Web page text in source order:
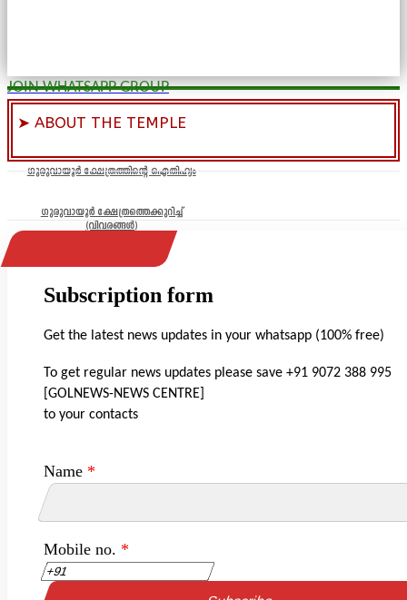
JOIN WHATSAPP GROUP
➤ ABOUT THE TEMPLE
ഗുരുവായൂർ ക്ഷേത്രത്തിന്റെ ഐതിഹ്യം
ഗുരുവായൂർ ക്ഷേത്രത്തെക്കുറിച്ച്
(വിവരങ്ങൾ)
Subscription form
Get the latest news updates in your whatsapp (100% free)
To get regular news updates please save +91 9072 388 995
[GOLNEWS-NEWS CENTRE]
to your contacts
Name *
Mobile no. *